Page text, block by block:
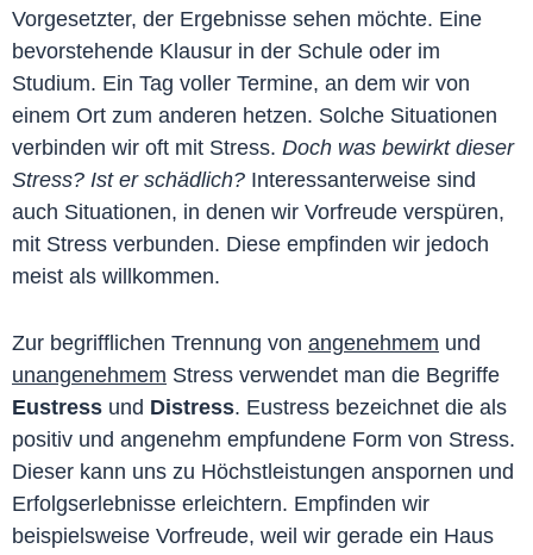
Vorgesetzter, der Ergebnisse sehen möchte. Eine
bevorstehende Klausur in der Schule oder im
Studium. Ein Tag voller Termine, an dem wir von
einem Ort zum anderen hetzen. Solche Situationen
verbinden wir oft mit Stress. Doch was bewirkt dieser
Stress? Ist er schädlich? Interessanterweise sind
auch Situationen, in denen wir Vorfreude verspüren,
mit Stress verbunden. Diese empfinden wir jedoch
meist als willkommen.
Zur begrifflichen Trennung von angenehmem und
unangenehmem Stress verwendet man die Begriffe
Eustress und Distress. Eustress bezeichnet die als
positiv und angenehm empfundene Form von Stress.
Dieser kann uns zu Höchstleistungen anspornen und
Erfolgserlebnisse erleichtern. Empfinden wir
beispielsweise Vorfreude, weil wir gerade ein Haus